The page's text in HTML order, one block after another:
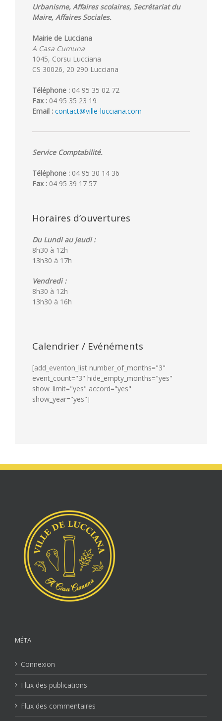
Urbanisme, Affaires scolaires, Secrétariat du
Maire, Affaires Sociales.
Mairie de Lucciana
A Casa Cumuna
1045, Corsu Lucciana
CS 30026, 20 290 Lucciana
Téléphone : 04 95 35 02 72
Fax : 04 95 35 23 19
Email : contact@ville-lucciana.com
Service Comptabilité.
Téléphone : 04 95 30 14 36
Fax : 04 95 39 17 57
Horaires d’ouvertures
Du Lundi au Jeudi :
8h30 à 12h
13h30 à 17h
Vendredi :
8h30 à 12h
13h30 à 16h
Calendrier / Evénéments
[add_eventon_list number_of_months="3"
event_count="3" hide_empty_months="yes"
show_limit="yes" accord="yes"
show_year="yes"]
MÉTA
Connexion
Flux des publications
Flux des commentaires